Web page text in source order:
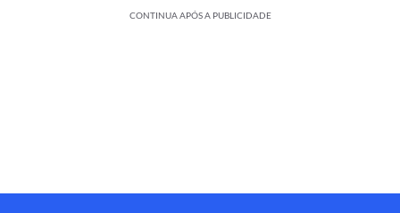
CONTINUA APÓS A PUBLICIDADE